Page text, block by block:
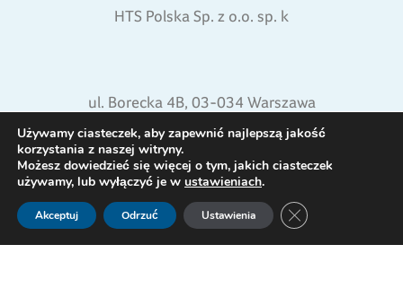
HTS Polska Sp. z o.o. sp. k
ul. Borecka 4B, 03-034 Warszawa
pon. - pt. od 8:00 do 16:00
NIP: 5242519398
REGON: 015871772
Używamy ciasteczek, aby zapewnić najlepszą jakość
korzystania z naszej witryny.
Możesz dowiedzieć się więcej o tym, jakich ciasteczek
używamy, lub wyłączyć je w ustawieniach.
Akceptuj Odrzuć Ustawienia Zamknij panel